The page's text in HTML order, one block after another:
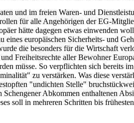
und im freien Waren- und
für alle Angehörigen der EG-
hätte dagegen etwas einwenden
europäischen Sicherheits- und
die besonders für die Wirtschaft
Freiheitsrechte aller Bewohner
müsse. So verpflichten sich
zu verstärken. Was diese
"undichten Stelle"
Abkommen enthaltenen
soll in mehreren Schritten bis